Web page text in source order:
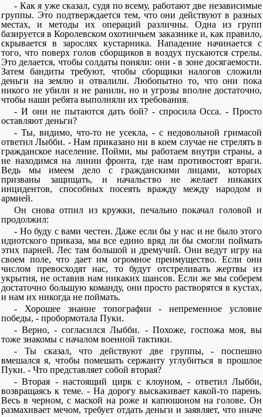
- Как я уже сказал, судя по всему, работают две независимые
группы. Это подтверждается тем, что они действуют в разных
местах, и методы их операций различны. Одна из групп
базируется в Королевском охотничьем заказнике и, как правило,
скрывается в зарослях кустарника. Нападение начинается с
того, что поверх голов сборщиков в воздух пускаются стрелы.
Это делается, чтобы солдаты поняли: они - в зоне досягаемости.
Затем бандиты требуют, чтобы сборщики налогов сложили
деньги на землю и отвалили. Любопытно то, что они пока
никого не убили и не ранили, но и угрозы вполне достаточно,
чтобы наши ребята выполняли их требования.
- И они не пытаются дать бой? - спросила Осса. - Просто
оставляют деньги?
- Ты, видимо, что-то не усекла, - с недовольной гримасой
ответил Лыбби. - Нам приказано ни в коем случае не стрелять в
гражданское население. Пойми, мы работаем внутри страны, а
не находимся на линии фронта, где нам противостоят враги.
Ведь мы имеем дело с гражданскими лицами, которых
призваны защищать, и начальство не желает никаких
инцидентов, способных посеять вражду между народом и
армией.
Он снова отпил из кружки, печально покачал головой и
продолжил:
- Но буду с вами честен. Даже если бы у нас и не было этого
идиотского приказа, мы все едино вряд ли бы смогли поймать
этих парней. Лес там большой и дремучий. Они ведут игру на
своем поле, что дает им огромное преимущество. Если они
числом превосходят нас, то будут отстреливать жертвы из
укрытия, не оставив нам никаких шансов. Если же мы соберем
достаточно большую команду, они просто растворятся в кустах,
и нам их никогда не поймать.
- Хорошее знание топографии - непременное условие
победы, - пробормотала Пуки.
- Верно, - согласился Лыбби. - Похоже, госпожа моя, вы
тоже знакомы с началом военной тактики.
- Ты сказал, что действуют две группы, - поспешно
вмешался я, чтобы помешать сержанту углубиться в прошлое
Пуки. - Что представляет собой вторая?
- Вторая - настоящий цирк с клоуном, - ответил Лыбби,
возвращаясь к теме. - На дорогу выскакивает какой-то парень.
Весь в черном, с маской на роже и капюшоном на голове. Он
размахивает мечом, требует отдать деньги и заявляет, что иначе